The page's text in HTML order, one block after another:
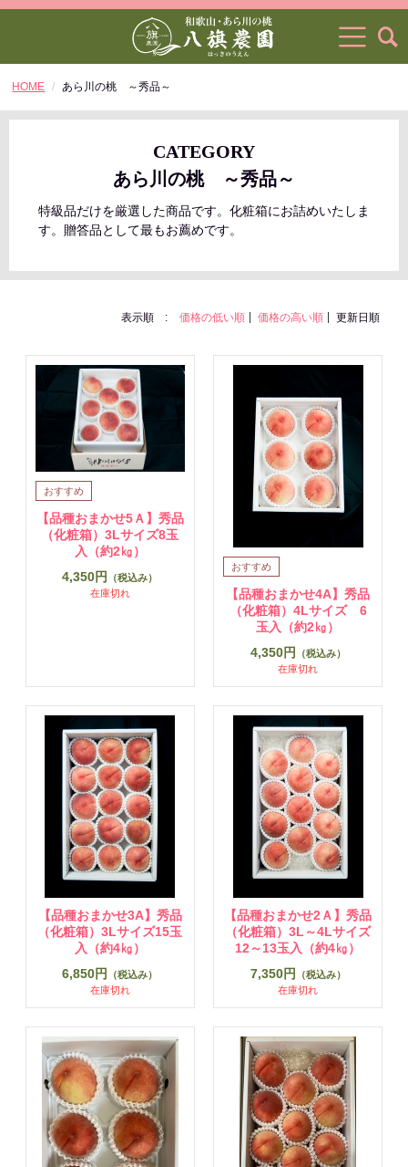
HOME あら川の桃 ～秀品～
CATEGORY
あら川の桃 ～秀品～
特級品だけを厳選した商品です。化粧箱にお詰めいたしま
す。贈答品として最もお薦めです。
表示順 : 価格の低い順 価格の高い順 更新日順
【品種おまかせ5Ａ】秀品
（化粧箱）3Lサイズ8玉
入（約2㎏）
4,350円
（税込み）
在庫切れ
【品種おまかせ4A】秀品
（化粧箱）4Lサイズ 6
玉入（約2㎏）
4,350円
（税込み）
在庫切れ
【品種おまかせ3A】秀品
（化粧箱）3Lサイズ15玉
入（約4㎏）
6,850円
（税込み）
在庫切れ
【品種おまかせ2Ａ】秀品
（化粧箱）3L～4Lサイズ
12～13玉入（約4㎏）
7,350円
（税込み）
在庫切れ